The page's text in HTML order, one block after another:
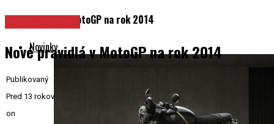
Nové pravidlá v MotoGP na rok 2014
Novinky
Nové pravidlá v MotoGP na rok 2014
Publikovaný
Pred 13 rokov
on